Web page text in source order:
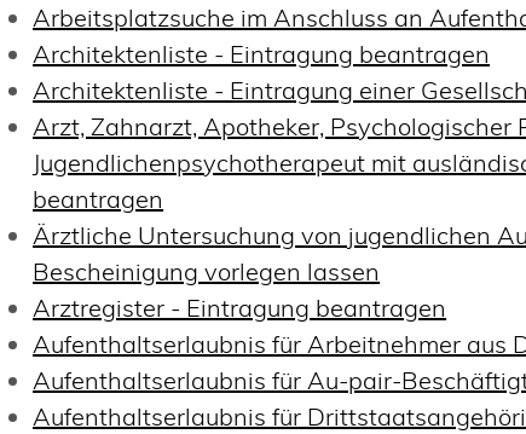
Arbeitsplatzsuche im Anschluss an
Architektenliste - Eintragung beantragen
Architektenliste - Eintragung einer
Arzt, Zahnarzt, Apotheker, Psychologischer
Jugendlichenpsychotherapeut mit
beantragen
Ärztliche Untersuchung von jugendlichen
Bescheinigung vorlegen lassen
Arztregister - Eintragung beantragen
Aufenthaltserlaubnis für Arbeitnehmer aus
Aufenthaltserlaubnis für Au-pair-
Aufenthaltserlaubnis für